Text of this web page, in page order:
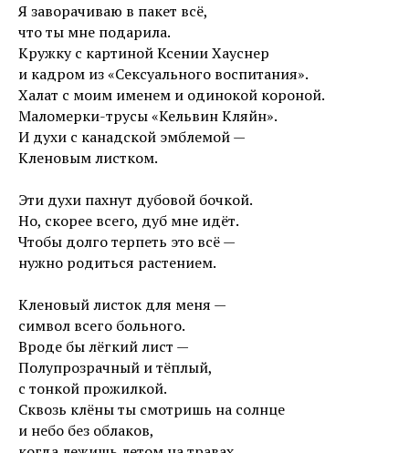
Я заворачиваю в пакет всё,
что ты мне подарила.
Кружку с картиной Ксении Хауснер
и кадром из «Сексуального воспитания».
Халат с моим именем и одинокой короной.
Маломерки-трусы «Кельвин Кляйн».
И духи с канадской эмблемой —
Кленовым листком.
Эти духи пахнут дубовой бочкой.
Но, скорее всего, дуб мне идёт.
Чтобы долго терпеть это всё —
нужно родиться растением.
Кленовый листок для меня —
символ всего больного.
Вроде бы лёгкий лист —
Полупрозрачный и тёплый,
с тонкой прожилкой.
Сквозь клёны ты смотришь на солнце
и небо без облаков,